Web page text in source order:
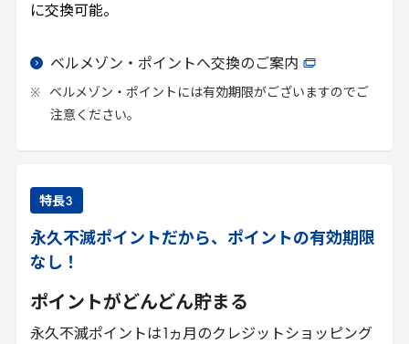
に交換可能。
ベルメゾン・ポイントへ交換のご案内
ベルメゾン・ポイントには有効期限がございますのでご
注意ください。
特長3
永久不滅ポイントだから、ポイントの有効期限
なし！
ポイントがどんどん貯まる
永久不滅ポイントは 1 ヵ月のクレジットショッピング